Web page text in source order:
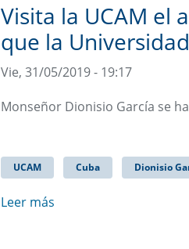
Visita la UCAM el
que la
Vie, 31/05/2019 - 19:17
Monseñor Dionisio García se
UCAM Cuba Dionisio
Leer más